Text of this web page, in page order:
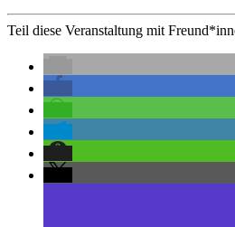
Teil diese Veranstaltung mit